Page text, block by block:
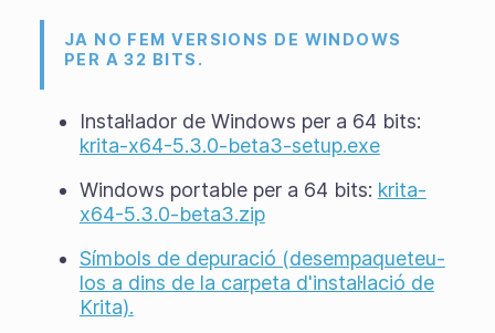
JA NO FEM VERSIONS DE WINDOWS
PER A 32 BITS.
Instal·lador de Windows per a 64 bits:
krita-x64-5.3.0-beta3-setup.exe
Windows portable per a 64 bits: krita-
x64-5.3.0-beta3.zip
Símbols de depuració (desempaqueteu-
los a dins de la carpeta d'instal·lació de
Krita).